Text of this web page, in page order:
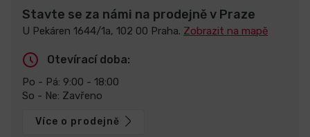
Stavte se za námi na prodejně v Praze
U Pekáren 1644/1a, 102 00 Praha. Zobrazit na mapě
Otevírací doba:
Po - Pá: 9:00 - 18:00
So - Ne: Zavřeno
Více o prodejně